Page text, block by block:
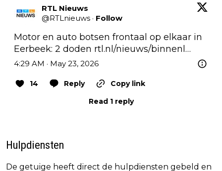
RTL Nieuws
@RTLnieuws · Follow
Motor en auto botsen frontaal op elkaar in
Eerbeek: 2 doden rtl.nl/nieuws/binnenl…
4:29 AM · May 23, 2026
14 Reply
Copy link
Read 1 reply
Hulpdiensten
De getuige heeft direct de hulpdiensten gebeld en